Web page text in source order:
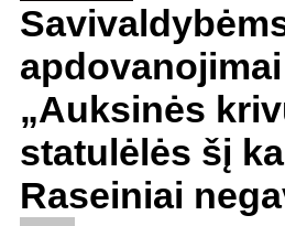
„Auksinės
statulėlės šį
Raseiniai